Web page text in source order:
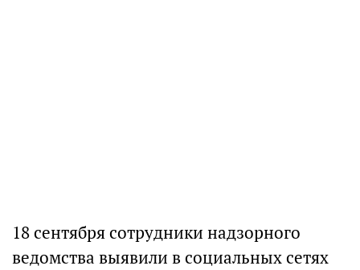
18 сентября сотрудники надзорного
ведомства выявили в социальных сетях